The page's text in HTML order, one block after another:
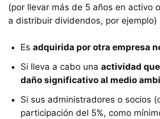
(por llevar más de 5 años en activo
a distribuir dividendos, por ejemplo)
Es adquirida por otra empresa
Si lleva a cabo una actividad
daño significativo al medio
Si sus administradores o socios
participación del 5%, como